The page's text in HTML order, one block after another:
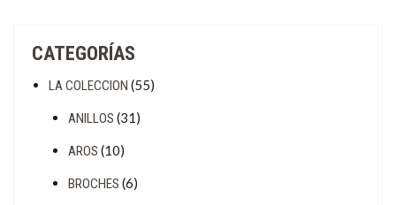
CATEGORÍAS
LA COLECCION (55)
ANILLOS (31)
AROS (10)
BROCHES (6)